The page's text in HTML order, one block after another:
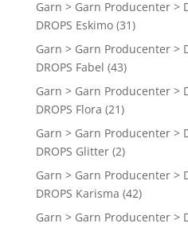
Garn > Garn Producenter >
DROPS Eskimo (31)
Garn > Garn Producenter >
DROPS Fabel (43)
Garn > Garn Producenter >
DROPS Flora (21)
Garn > Garn Producenter >
DROPS Glitter (2)
Garn > Garn Producenter >
DROPS Karisma (42)
Garn > Garn Producenter >